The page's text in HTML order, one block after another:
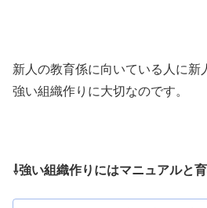
新人の教育係に向いている人に新
強い組織作りに大切なのです。
⇩強い組織作りにはマニュアルと